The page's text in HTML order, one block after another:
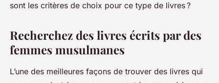
sont les critères de choix pour ce type de livres ?
Recherchez des livres écrits par des
femmes musulmanes
L’une des meilleures façons de trouver des livres qui